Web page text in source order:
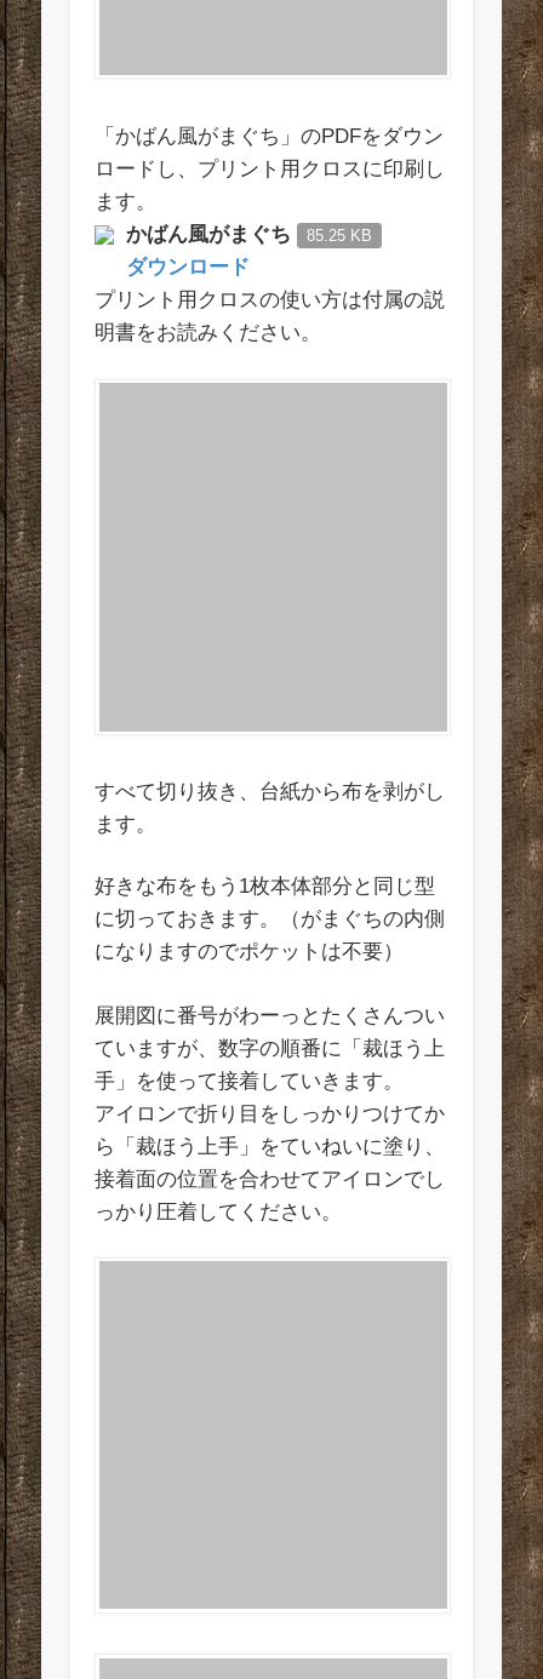
「かばん風がまぐち」のPDFをダウン
ロードし、プリント用クロスに印刷し
ます。
かばん風がまぐち
85.25 KB
ダウンロード
プリント用クロスの使い方は付属の説
明書をお読みください。
すべて切り抜き、台紙から布を剥がし
ます。
好きな布をもう1枚本体部分と同じ型
に切っておきます。（がまぐちの内側
になりますのでポケットは不要）
展開図に番号がわーっとたくさんつい
ていますが、数字の順番に「裁ほう上
手」を使って接着していきます。
アイロンで折り目をしっかりつけてか
ら「裁ほう上手」をていねいに塗り、
接着面の位置を合わせてアイロンでし
っかり圧着してください。